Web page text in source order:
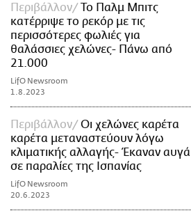
Περιβάλλον
Το Παλμ Μπιτς
κατέρριψε το ρεκόρ με τις
περισσότερες φωλιές για
θαλάσσιες χελώνες- Πάνω από
21.000
LifO Newsroom
1.8.2023
Περιβάλλον
Οι χελώνες καρέτα
καρέτα μεταναστεύουν λόγω
κλιματικής αλλαγής- Έκαναν αυγά
σε παραλίες της Ισπανίας
LifO Newsroom
20.6.2023